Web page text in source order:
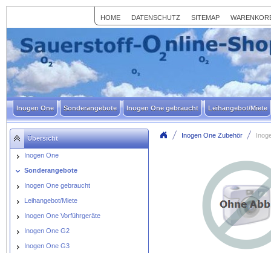
HOME DATENSCHUTZ SITEMAP
Inogen One Sonderangebote Inogen One gebraucht Leihangebot/Miete
Übersicht
Inogen One
Sonderangebote
Inogen One gebraucht
Leihangebot/Miete
Inogen One Vorführgeräte
Inogen One G2
Inogen One G3
Inogen One Zubehör